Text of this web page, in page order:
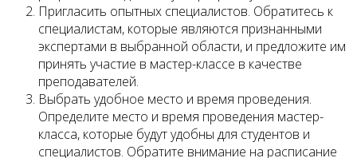
Пригласить опытных специалистов. Обратитесь к
специалистам, которые являются признанными
экспертами в выбранной области, и предложите им
принять участие в мастер-классе в качестве
преподавателей.
Выбрать удобное место и время проведения.
Определите место и время проведения мастер-
класса, которые будут удобны для студентов и
специалистов. Обратите внимание на расписание